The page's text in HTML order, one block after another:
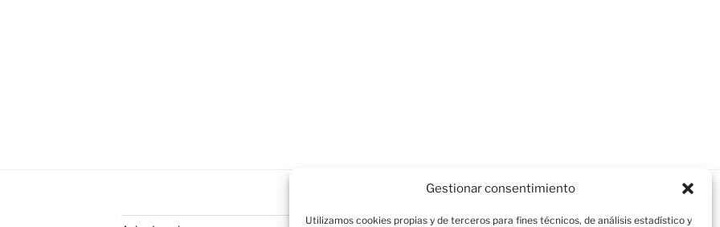
Gestionar consentimiento
Utilizamos cookies propias y de terceros para fines técnicos, de análisis estadístico y